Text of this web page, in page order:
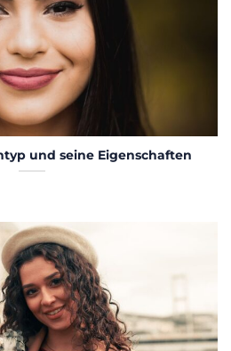
und seine Eigenschaften